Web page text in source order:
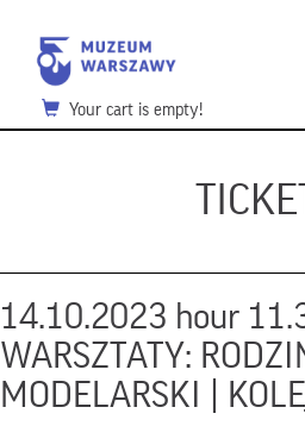
Your cart is empty!
14.10.2023 hour
WARSZTATY:
MODELARSKI |